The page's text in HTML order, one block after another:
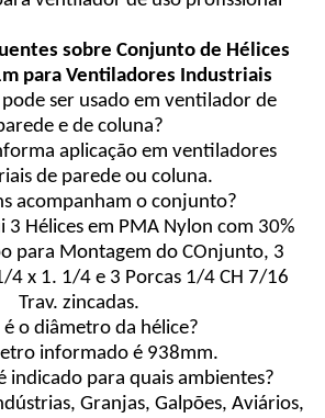
sobre Conjunto de Hélices
para Ventiladores Industriais
ser usado em ventilador de
e de coluna?
aplicação em ventiladores
de parede ou coluna.
acompanham o conjunto?
Hélices em PMA Nylon com 30%
para Montagem do COnjunto, 3
4 x 1. 1/4 e 3 Porcas 1/4 CH 7/16
Trav. zincadas.
é o diâmetro da hélice?
informado é 938mm.
indicado para quais ambientes?
Granjas, Galpões, Aviários,